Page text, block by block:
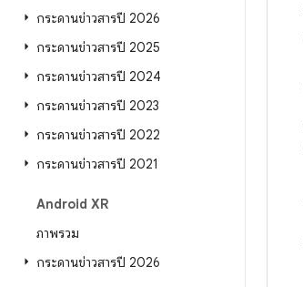
กระดานข่าวสารปี 2026
กระดานข่าวสารปี 2025
กระดานข่าวสารปี 2024
กระดานข่าวสารปี 2023
กระดานข่าวสารปี 2022
กระดานข่าวสารปี 2021
Android XR
ภาพรวม
กระดานข่าวสารปี 2026